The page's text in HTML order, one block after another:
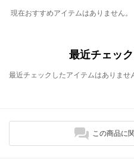
現在おすすめアイテムはありません。
最近チェッ
最近チェックしたアイテムはありませ
この商品に